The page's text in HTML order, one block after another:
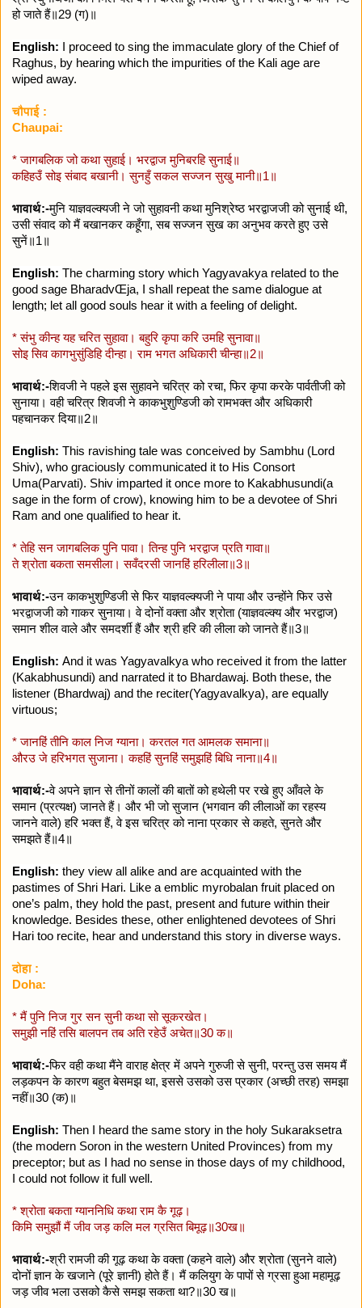
हो जाते हैं॥29 (ग)॥
English: I proceed to sing the immaculate glory of the Chief of
Raghus, by hearing which the impurities of the Kali age are
wiped away.
चौपाई :
Chaupai:
* जागबलिक जो कथा सुहाई। भरद्वाज मुनिबरहि सुनाई॥
कहिहउँ सोइ संबाद बखानी। सुनहुँ सकल सज्जन सुखु मानी॥1॥
भावार्थ:-मुनि याज्ञवल्क्यजी ने जो सुहावनी कथा मुनिश्रेष्ठ भरद्वाजजी को सुनाई थी,
उसी संवाद को मैं बखानकर कहूँगा, सब सज्जन सुख का अनुभव करते हुए उसे
सुनें॥1॥
English: The charming story which Yagyavakya related to the
good sage BharadvŒja, I shall repeat the same dialogue at
length; let all good souls hear it with a feeling of delight.
* संभु कीन्ह यह चरित सुहावा। बहुरि कृपा करि उमहि सुनावा॥
सोइ सिव कागभुसुंडिहि दीन्हा। राम भगत अधिकारी चीन्हा॥2॥
भावार्थ:-शिवजी ने पहले इस सुहावने चरित्र को रचा, फिर कृपा करके पार्वतीजी को
सुनाया। वही चरित्र शिवजी ने काकभुशुण्डिजी को रामभक्त और अधिकारी
पहचानकर दिया॥2॥
English: This ravishing tale was conceived by Sambhu (Lord
Shiv), who graciously communicated it to His Consort
Uma(Parvati). Shiv imparted it once more to Kakabhusundi(a
sage in the form of crow), knowing him to be a devotee of Shri
Ram and one qualified to hear it.
* तेहि सन जागबलिक पुनि पावा। तिन्ह पुनि भरद्वाज प्रति गावा॥
ते श्रोता बकता समसीला। सवँदरसी जानहिं हरिलीला॥3॥
भावार्थ:-उन काकभुशुण्डिजी से फिर याज्ञवल्क्यजी ने पाया और उन्होंने फिर उसे
भरद्वाजजी को गाकर सुनाया। वे दोनों वक्ता और श्रोता (याज्ञवल्क्य और भरद्वाज)
समान शील वाले और समदर्शी हैं और श्री हरि की लीला को जानते हैं॥3॥
English: And it was Yagyavalkya who received it from the latter
(Kakabhusundi) and narrated it to Bhardawaj. Both these, the
listener (Bhardwaj) and the reciter(Yagyavalkya), are equally
virtuous;
* जानहिं तीनि काल निज ग्याना। करतल गत आमलक समाना॥
औरउ जे हरिभगत सुजाना। कहहिं सुनहिं समुझहिं बिधि नाना॥4॥
भावार्थ:-वे अपने ज्ञान से तीनों कालों की बातों को हथेली पर रखे हुए आँवले के
समान (प्रत्यक्ष) जानते हैं। और भी जो सुजान (भगवान की लीलाओं का रहस्य
जानने वाले) हरि भक्त हैं, वे इस चरित्र को नाना प्रकार से कहते, सुनते और
समझते हैं॥4॥
English: they view all alike and are acquainted with the
pastimes of Shri Hari. Like a emblic myrobalan fruit placed on
one’s palm, they hold the past, present and future within their
knowledge. Besides these, other enlightened devotees of Shri
Hari too recite, hear and understand this story in diverse ways.
दोहा :
Doha:
* मैं पुनि निज गुर सन सुनी कथा सो सूकरखेत।
समुझी नहिं तसि बालपन तब अति रहेउँ अचेत॥30 क॥
भावार्थ:-फिर वही कथा मैंने वाराह क्षेत्र में अपने गुरुजी से सुनी, परन्तु उस समय मैं
लड़कपन के कारण बहुत बेसमझ था, इससे उसको उस प्रकार (अच्छी तरह) समझा
नहीं॥30 (क)॥
English: Then I heard the same story in the holy Sukaraksetra
(the modern Soron in the western United Provinces) from my
preceptor; but as I had no sense in those days of my childhood,
I could not follow it full well.
* श्रोता बकता ग्याननिधि कथा राम कै गूढ़।
किमि समुझौं मैं जीव जड़ कलि मल ग्रसित बिमूढ़॥30ख॥
भावार्थ:-श्री रामजी की गूढ़ कथा के वक्ता (कहने वाले) और श्रोता (सुनने वाले)
दोनों ज्ञान के खजाने (पूरे ज्ञानी) होते हैं। मैं कलियुग के पापों से ग्रसा हुआ महामूढ़
जड़ जीव भला उसको कैसे समझ सकता था?॥30 ख॥